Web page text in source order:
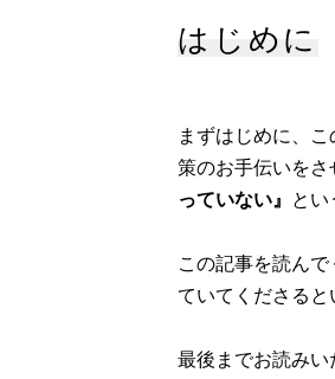
はじめに
まずはじめに、
策のお手伝いを
っていない』 とい
この記事を読ん
ていてくださると
最後までお読みい